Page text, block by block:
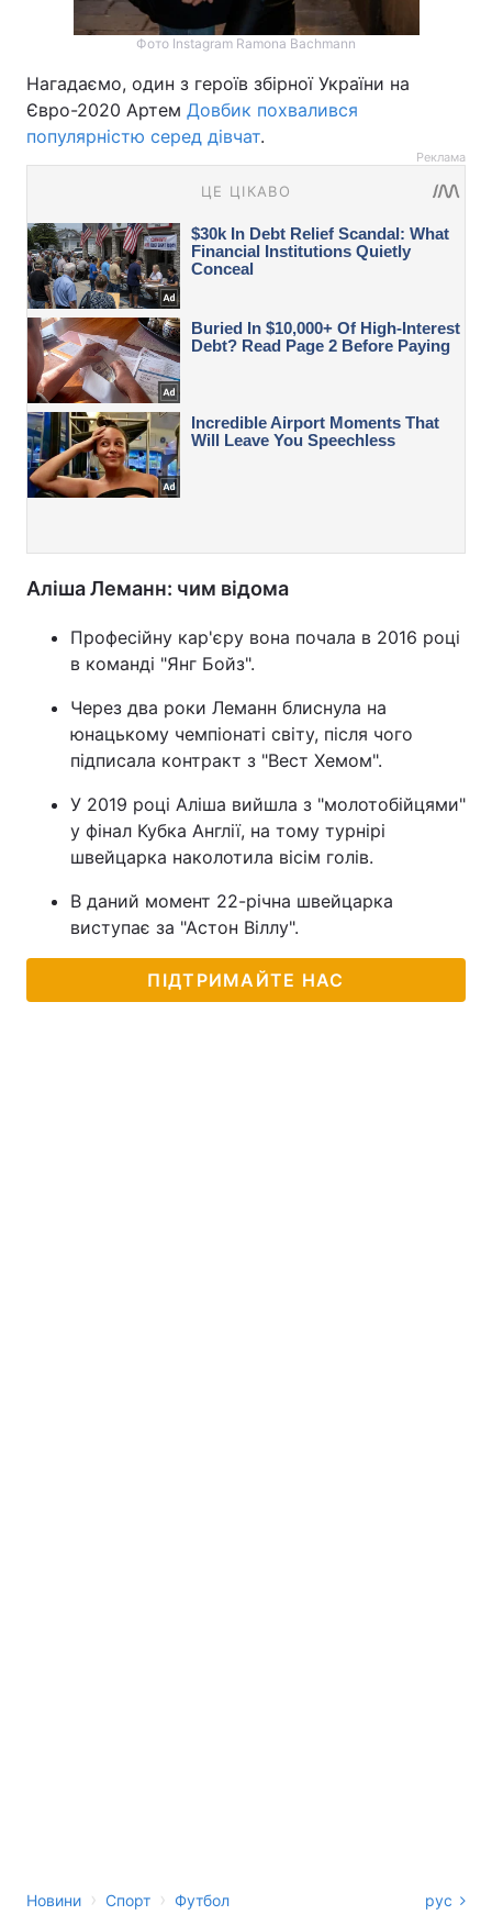
Фото Instagram Ramona Bachmann
Нагадаємо, один з героїв збірної України на
Євро-2020 Артем Довбик похвалився
популярністю серед дівчат.
Реклама
Аліша Леманн: чим відома
Професійну кар'єру вона почала в 2016 році
в команді "Янг Бойз".
Через два роки Леманн блиснула на
юнацькому чемпіонаті світу, після чого
підписала контракт з "Вест Хемом".
У 2019 році Аліша вийшла з "молотобійцями"
у фінал Кубка Англії, на тому турнірі
швейцарка наколотила вісім голів.
В даний момент 22-річна швейцарка
виступає за "Астон Віллу".
ПІДТРИМАЙТЕ НАС
Новини › Спорт › Футбол рус